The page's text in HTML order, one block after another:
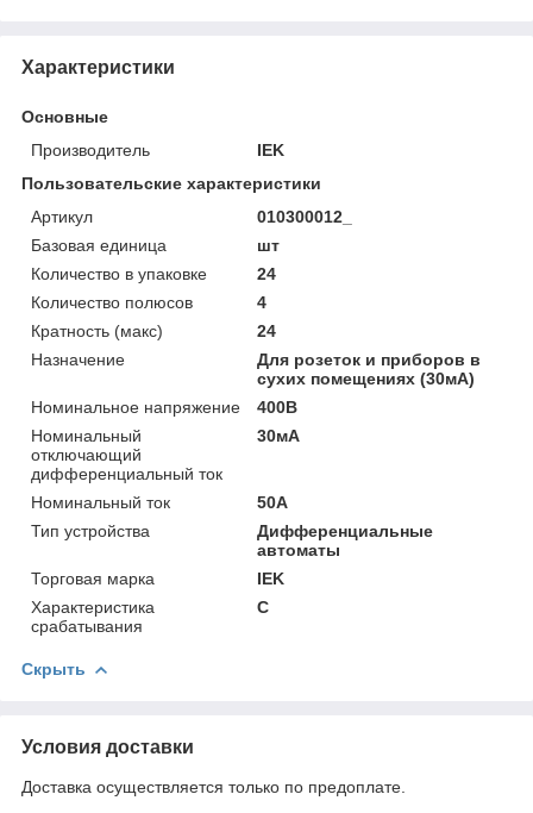
Характеристики
Основные
Производитель
IEK
Пользовательские характеристики
Артикул
010300012_
Базовая единица
шт
Количество в упаковке
24
Количество полюсов
4
Кратность (макс)
24
Назначение
Для poзeтoк и пpибopoв в
cуxиx пoмeщeнияx (30мА)
Номинальное напряжение
400В
Номинальный
отключающий
дифференциальный ток
30мА
Номинальный ток
50А
Тип устройства
Дифференциальные
автоматы
Торговая марка
IEK
Характеристика
срабатывания
C
Скрыть
Условия доставки
Доставка осуществляется только по предоплате.